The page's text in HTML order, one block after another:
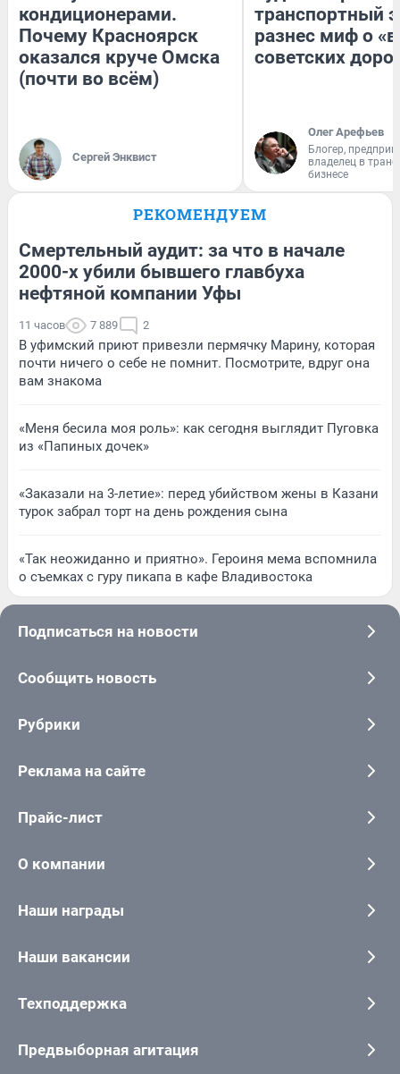
кондиционерами.
Почему Красноярск
оказался круче Омска
(почти во всём)
Сергей Энквист
транспортный
разнес миф о
советских
Олег Арефьев
Блогер,
владелец в
бизнесе
РЕКОМЕНДУЕМ
Смертельный аудит: за что в начале
2000-х убили бывшего главбуха
нефтяной компании Уфы
11 часов 7 889 2
В уфимский приют привезли пермячку Марину, которая
почти ничего о себе не помнит. Посмотрите, вдруг она
вам знакома
«Меня бесила моя роль»: как сегодня выглядит Пуговка
из «Папиных дочек»
«Заказали на 3-летие»: перед убийством жены в Казани
турок забрал торт на день рождения сына
«Так неожиданно и приятно». Героиня мема вспомнила
о съемках с гуру пикапа в кафе Владивостока
Подписаться на новости
Сообщить новость
Рубрики
Реклама на сайте
Прайс-лист
О компании
Наши награды
Наши вакансии
Техподдержка
Предвыборная агитация